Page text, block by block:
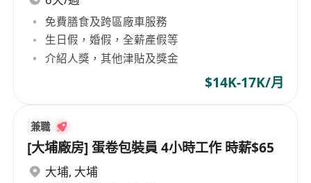
免費膳食及跨區廠車服務
生日假，婚假，全薪產假等
介紹人獎，其他津貼及獎金
$14K-17K/月
兼職
[大埔廠房] 蛋卷包裝員 4小時工作 時薪$65
大埔, 大埔